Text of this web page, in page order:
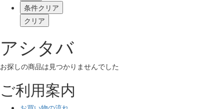
アシタバ
お探しの商品は見つかりませんでした
ご利用案内